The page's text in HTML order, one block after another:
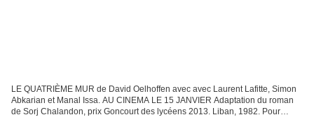
LE QUATRIÈME MUR de David Oelhoffen avec avec Laurent Lafitte, Simon
Abkarian et Manal Issa. AU CINEMA LE 15 JANVIER Adaptation du roman
de Sorj Chalandon, prix Goncourt des lycéens 2013. Liban, 1982. Pour